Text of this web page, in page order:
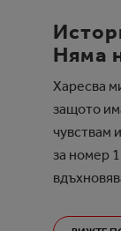
Няма
Харесва
защото
чувствам
за номер